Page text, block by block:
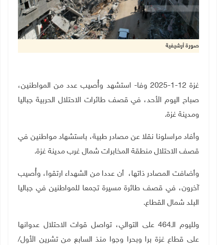
صورة أرشيفية
غزة 12-1-2025 وفا- استشهد وأُصيب عدد من المواطنين،
صباح اليوم الأحد، في قصف طائرات الاحتلال الحربية جباليا
ومدينة غزة.
وأفاد مراسلونا نقلا عن مصادر طبية، باستشهاد مواطنين في
قصف الاحتلال منطقة المخابرات شمال غرب مدينة غزة.
وأضافت المصادر ذاتها، أن عددا من الشهداء ارتقوا، وأُصيب
آخرون، في قصف طائرة مسيرة تجمعا للمواطنين في جباليا
البلد شمال القطاع.
ولليوم الـ464 على التوالي، تواصل قوات الاحتلال عدوانها
على قطاع غزة برا وبحرا وجوا منذ السابع من تشرين الأول/